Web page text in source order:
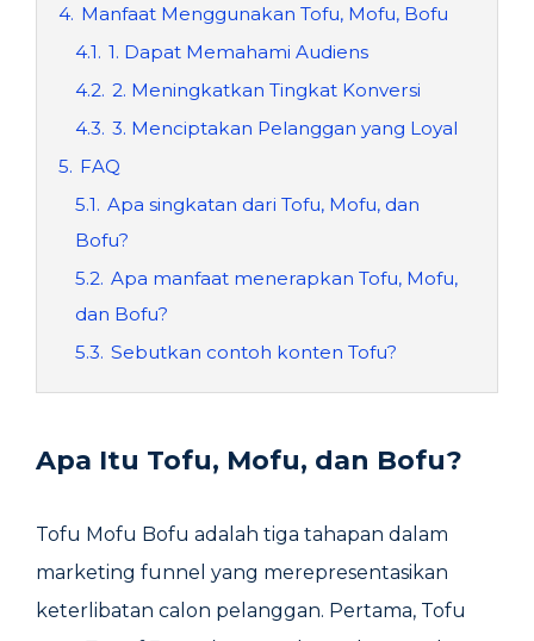
4. Manfaat Menggunakan Tofu, Mofu, Bofu
4.1. 1. Dapat Memahami Audiens
4.2. 2. Meningkatkan Tingkat Konversi
4.3. 3. Menciptakan Pelanggan yang Loyal
5. FAQ
5.1. Apa singkatan dari Tofu, Mofu, dan
Bofu?
5.2. Apa manfaat menerapkan Tofu, Mofu,
dan Bofu?
5.3. Sebutkan contoh konten Tofu?
Apa Itu Tofu, Mofu, dan Bofu?
Tofu Mofu Bofu adalah tiga tahapan dalam
marketing funnel yang merepresentasikan
keterlibatan calon pelanggan. Pertama, Tofu